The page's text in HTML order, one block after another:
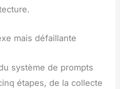
mais défaillante
système de prompts
étapes, de la collecte